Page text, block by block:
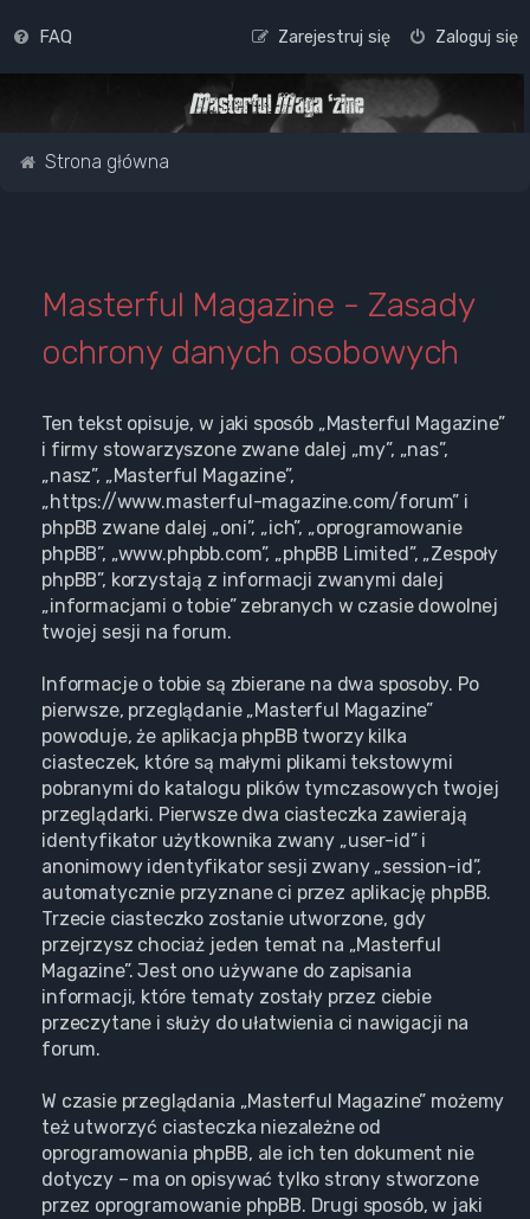
FAQ Zaloguj się
Zarejestruj się
Strona główna
Masterful Magazine - Zasady
ochrony danych osobowych
Ten tekst opisuje, w jaki sposób „Masterful Magazine”
i firmy stowarzyszone zwane dalej „my”, „nas”,
„nasz”, „Masterful Magazine”,
„https://www.masterful-magazine.com/forum” i
phpBB zwane dalej „oni”, „ich”, „oprogramowanie
phpBB”, „www.phpbb.com”, „phpBB Limited”, „Zespoły
phpBB”, korzystają z informacji zwanymi dalej
„informacjami o tobie” zebranych w czasie dowolnej
twojej sesji na forum.
Informacje o tobie są zbierane na dwa sposoby. Po
pierwsze, przeglądanie „Masterful Magazine”
powoduje, że aplikacja phpBB tworzy kilka
ciasteczek, które są małymi plikami tekstowymi
pobranymi do katalogu plików tymczasowych twojej
przeglądarki. Pierwsze dwa ciasteczka zawierają
identyfikator użytkownika zwany „user-id” i
anonimowy identyfikator sesji zwany „session-id”,
automatycznie przyznane ci przez aplikację phpBB.
Trzecie ciasteczko zostanie utworzone, gdy
przejrzysz chociaż jeden temat na „Masterful
Magazine”. Jest ono używane do zapisania
informacji, które tematy zostały przez ciebie
przeczytane i służy do ułatwienia ci nawigacji na
forum.
W czasie przeglądania „Masterful Magazine” możemy
też utworzyć ciasteczka niezależne od
oprogramowania phpBB, ale ich ten dokument nie
dotyczy – ma on opisywać tylko strony stworzone
przez oprogramowanie phpBB. Drugi sposób, w jaki